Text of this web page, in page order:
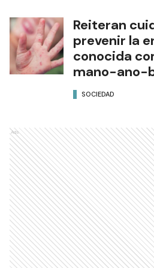
Reiteran
prevenir la
conocida
mano-ano-
SOCIEDAD
Ads